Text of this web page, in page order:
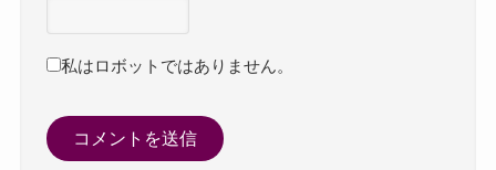
私はロボットではありません。